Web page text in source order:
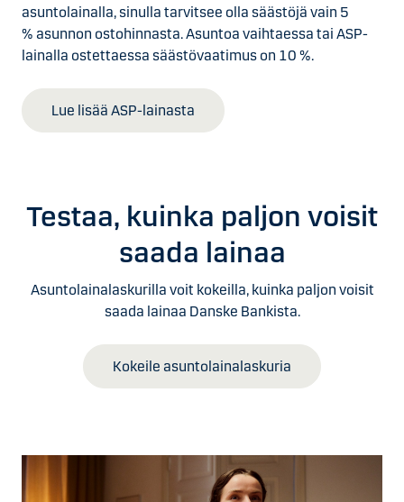
asuntolainalla, sinulla tarvitsee olla säästöjä vain 5
% asunnon ostohinnasta. Asuntoa vaihtaessa tai ASP-
lainalla ostettaessa säästövaatimus on 10 %.
Lue lisää ASP-lainasta
Testaa, kuinka paljon voisit
saada lainaa
Asuntolainalaskurilla voit kokeilla, kuinka paljon voisit
saada lainaa Danske Bankista.
Kokeile asuntolainalaskuria